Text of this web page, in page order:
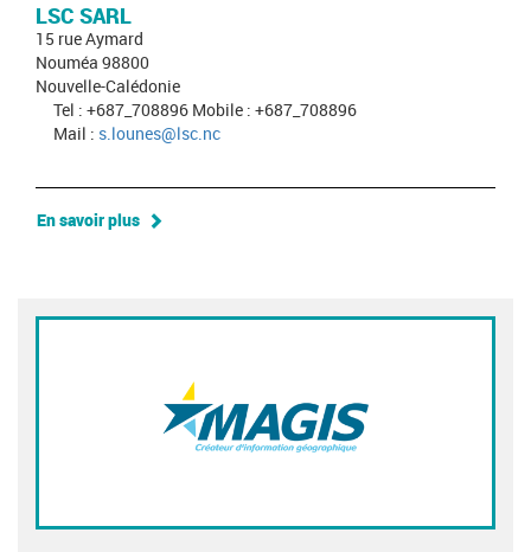
LSC SARL
15 rue Aymard
Nouméa 98800
Nouvelle-Calédonie
Tel : +687_708896 Mobile : +687_708896
Mail : s.lounes@lsc.nc
En savoir plus